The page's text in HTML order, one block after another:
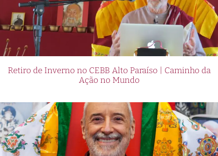
Retiro de Inverno no CEBB Alto Paraíso | Caminho da
Ação no Mundo